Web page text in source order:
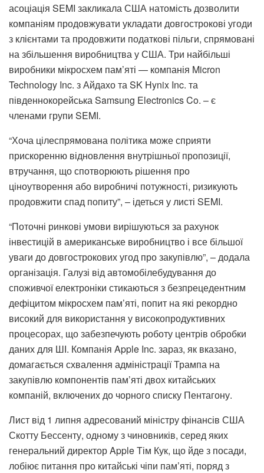
асоціація SEMI закликала США натомість дозволити
компаніям продовжувати укладати довгострокові угоди
з клієнтами та продовжити податкові пільги, спрямовані
на збільшення виробництва у США. Три найбільші
виробники мікросхем пам’яті — компанія Micron
Technology Inc. з Айдахо та SK Hynix Inc. та
південнокорейська Samsung Electronics Co. – є
членами групи SEMI.
“Хоча цілеспрямована політика може сприяти
прискоренню відновлення внутрішньої пропозиції,
втручання, що спотворюють рішення про
ціноутворення або виробничі потужності, ризикують
продовжити спад попиту”, – ідеться у листі SEMI.
“Поточні ринкові умови вирішуються за рахунок
інвестицій в американське виробництво і все більшої
уваги до довгострокових угод про закупівлю”, – додала
організація. Галузі від автомобілебудування до
споживчої електроніки стикаються з безпрецедентним
дефіцитом мікросхем пам’яті, попит на які рекордно
високий для використання у високопродуктивних
процесорах, що забезпечують роботу центрів обробки
даних для ШІ. Компанія Apple Inc. зараз, як вказано,
домагається схвалення адміністрації Трампа на
закупівлю компонентів пам’яті двох китайських
компаній, включених до чорного списку Пентагону.
Лист від 1 липня адресований міністру фінансів США
Скотту Бессенту, одному з чиновників, серед яких
генеральний директор Apple Тім Кук, що йде з посади,
лобіює питання про китайські чіпи пам’яті, поряд з